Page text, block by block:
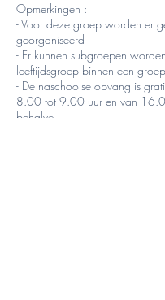
Opmerkingen :
- Voor deze groep worden er
georganiseerd
- Er kunnen subgroepen
leeftijdsgroep binnen een groep
- De naschoolse opvang is
8.00 tot 9.00 uur en van
behalve